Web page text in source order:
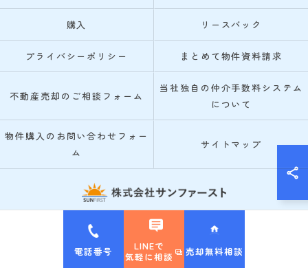
電話番号
LINEで
気軽に相談
売却無料相談
購入 リースバック
プライバシーポリシー まとめて物件資料請求
不動産売却のご相談フォーム
当社独自の仲介手数料システム
について
物件購入のお問い合わせフォー
ム
サイトマップ
© 2026 箕面市・池田市の不動産売却なら株式会社サンファースト ALL RIGHTS
RESERVED.